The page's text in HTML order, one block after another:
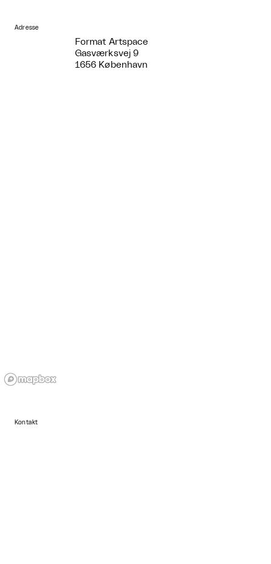
Adresse
Format Artspace
Gasværksvej 9
1656 København
Kontakt